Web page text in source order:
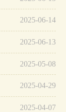
2025-06-14
2025-06-13
2025-05-08
2025-04-29
2025-04-07